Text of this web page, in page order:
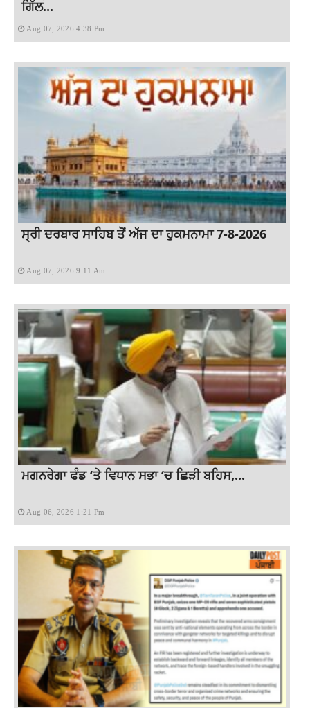
ਗਿੱਲ...
Aug 07, 2026 4:38 Pm
ਸ੍ਰੀ ਦਰਬਾਰ ਸਾਹਿਬ ਤੋਂ ਅੱਜ ਦਾ ਹੁਕਮਨਾਮਾ 7-8-2026
Aug 07, 2026 9:11 Am
ਮਗਨਰੇਗਾ ਫੰਡ ‘ਤੇ ਵਿਧਾਨ ਸਭਾ ‘ਚ ਛਿੜੀ ਬਹਿਸ,...
Aug 06, 2026 1:21 Pm